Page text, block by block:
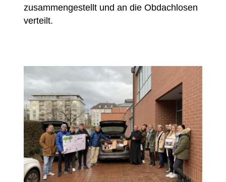
zusammengestellt und an die Obdachlosen
verteilt.